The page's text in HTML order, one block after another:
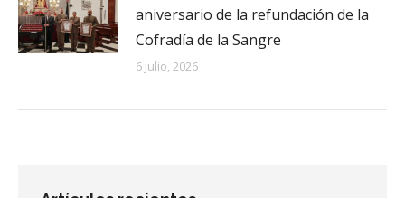
aniversario de la refundación de la
Cofradía de la Sangre
6 julio, 2026